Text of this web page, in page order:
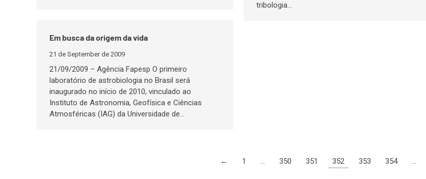
tribologia…
Em busca da origem da vida
21 de September de 2009
21/09/2009 – Agência Fapesp O primeiro
laboratório de astrobiologia no Brasil será
inaugurado no início de 2010, vinculado ao
Instituto de Astronomia, Geofísica e Ciências
Atmosféricas (IAG) da Universidade de…
← 1 … 350 351 352 353 354 …